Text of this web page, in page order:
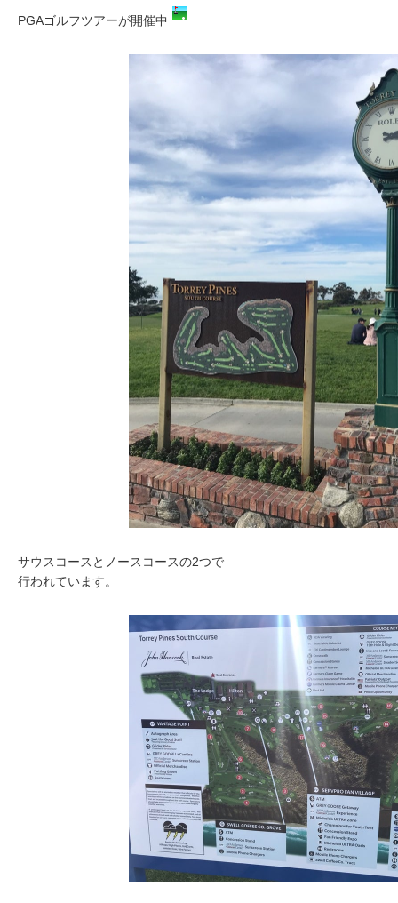
PGAゴルフツアーが開催中
サウスコースとノースコースの2つで
行われています。